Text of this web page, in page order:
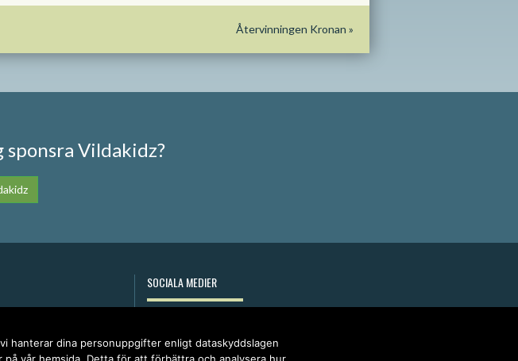
Återvinningen Kronan »
Vildakidz?
SOCIALA MEDIER
hanterar dina personuppgifter enligt dataskyddslagen